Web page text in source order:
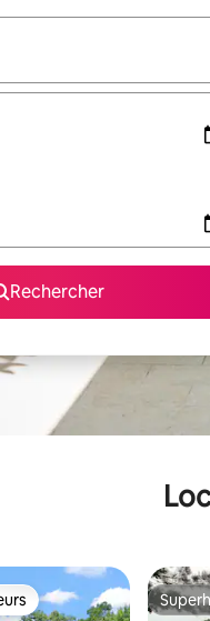
s'affichent, utilisez les
Rechercher
les plus appréciés